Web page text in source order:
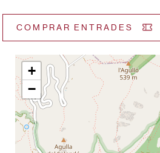
COMPRAR ENTRADES
+
−